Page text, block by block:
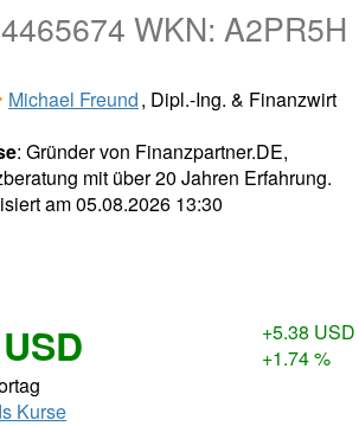
WKN: A2PR5H
Michael Freund, Dipl.-Ing. & Finanzwirt
: Gründer von Finanzpartner.DE,
mit über 20 Jahren Erfahrung.
am 05.08.2026 13:30
+5.38 USD
+1.74 %
Kurse